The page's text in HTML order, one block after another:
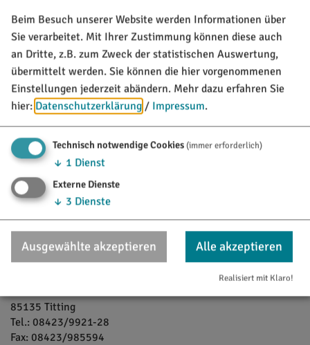
Charakter
Wanderweg, teilweise auch auf naturnahen, pfadigen
Wegstrecken, mit Steigungen, aber mit gutem Schuhwerk
problemlos zu begehen.
mit mäßigen Steigungen (hügelig)
Verkehrsbelastung
überwiegend auf eigener Trasse, abseits des motorisierten
Verkehrs
Ausschilderung
einfache Beschilderung streckenweise ergänzt mit
Wegweisern und Kilometerangaben
Infostelle
85135 Titting
Tel.: 08423/9921-28
Fax: 08423/985594
Beim Besuch unserer Website werden Informationen über
Sie verarbeitet. Mit Ihrer Zustimmung können diese auch
an Dritte, z.B. zum Zweck der statistischen Auswertung,
übermittelt werden. Sie können die hier vorgenommenen
Einstellungen jederzeit abändern. Mehr dazu erfahren Sie
hier: Datenschutzerklärung / Impressum.
Technisch notwendige Cookies(immer erforderlich)
↓ 1 Dienst
Externe Dienste
↓ 3 Dienste
Ausgewählte akzeptieren Alle akzeptieren
Realisiert mit Klaro!